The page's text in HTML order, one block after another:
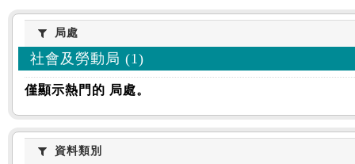
:::
局處局處
社會及勞動局 (1)
僅顯示熱門的 局處。
資料類別
資料類別